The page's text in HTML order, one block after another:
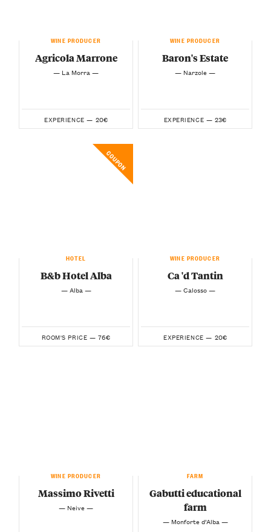
WINE PRODUCER
Agricola Marrone
— La Morra —
EXPERIENCE — 20€
WINE PRODUCER
Baron's Estate
— Narzole —
EXPERIENCE — 23€
COUPON
HOTEL
B&b Hotel Alba
— Alba —
ROOM'S PRICE — 76€
WINE PRODUCER
Ca 'd Tantin
— Calosso —
EXPERIENCE — 20€
WINE PRODUCER
Massimo Rivetti
— Neive —
FARM
Gabutti educational
farm
— Monforte d’Alba —